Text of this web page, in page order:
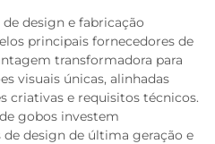
design e fabricação
principais fornecedores de
transformadora para
visuais únicas, alinhadas
criativas e requisitos técnicos.
gobos investem
design de última geração e